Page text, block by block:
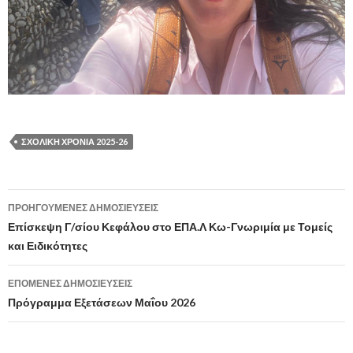
ΣΧΟΛΙΚΗ ΧΡΟΝΙΑ 2025-26
Πλοήγηση
άρθρων
ΠΡΟΗΓΟΎΜΕΝΕΣ ΔΗΜΟΣΙΕΎΣΕΙΣ
Επίσκεψη Γ/σίου Κεφάλου στο ΕΠΑ.Λ Κω-Γνωριμία με Τομείς
και Ειδικότητες
ΕΠΌΜΕΝΕΣ ΔΗΜΟΣΙΕΎΣΕΙΣ
Πρόγραμμα Εξετάσεων Μαΐου 2026